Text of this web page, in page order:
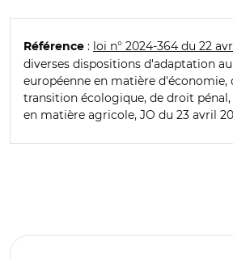
Référence : loi n° 2024-364 du 22
diverses dispositions d'adaptation
européenne en matière d'économie,
transition écologique, de droit
en matière agricole, JO du 23 avril